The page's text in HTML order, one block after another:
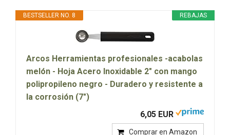
REBAJAS
BESTSELLER NO. 8
Arcos Herramientas profesionales -acabolas
melón - Hoja Acero Inoxidable 2" con mango
polipropileno negro - Duradero y resistente a
la corrosión (7")
6,05 EUR
Comprar en Amazon